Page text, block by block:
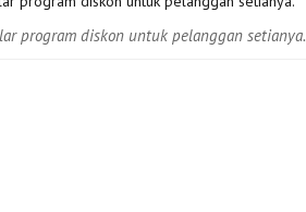
program diskon untuk pelanggan setianya.